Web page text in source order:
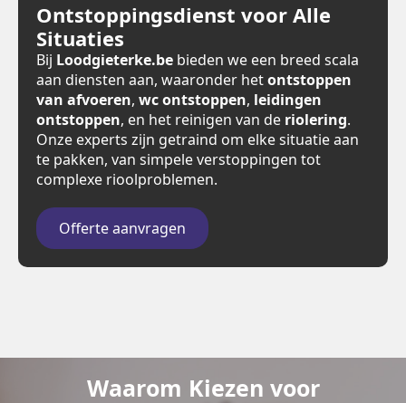
Ontstoppingsdienst voor Alle
Situaties
Bij Loodgieterke.be bieden we een breed scala
aan diensten aan, waaronder hetontstoppen
van afvoeren, wc ontstoppen, leidingen
ontstoppen, en het reinigen van de riolering.
Onze experts zijn getraind om elke situatie aan
te pakken, van simpele verstoppingen tot
complexe rioolproblemen.
Offerte aanvragen
Waarom Kiezen voor